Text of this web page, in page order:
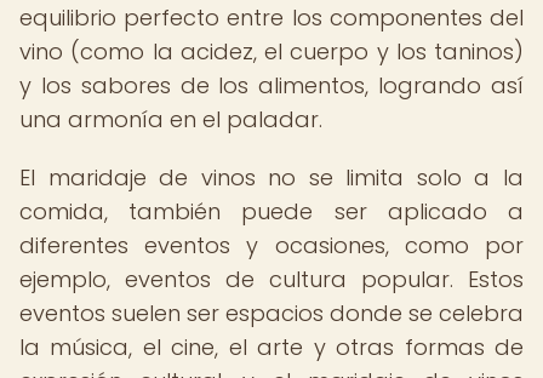
equilibrio perfecto entre los componentes del
vino (como la acidez, el cuerpo y los taninos)
y los sabores de los alimentos, logrando así
una armonía en el paladar.
El maridaje de vinos no se limita solo a la
comida, también puede ser aplicado a
diferentes eventos y ocasiones, como por
ejemplo, eventos de cultura popular. Estos
eventos suelen ser espacios donde se celebra
la música, el cine, el arte y otras formas de